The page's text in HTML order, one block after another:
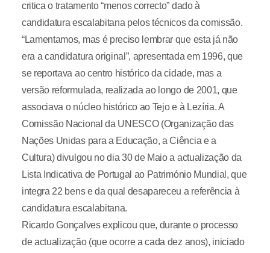
critica o tratamento “menos correcto” dado à
candidatura escalabitana pelos técnicos da comissão.
“Lamentamos, mas é preciso lembrar que esta já não
era a candidatura original”, apresentada em 1996, que
se reportava ao centro histórico da cidade, mas a
versão reformulada, realizada ao longo de 2001, que
associava o núcleo histórico ao Tejo e à Lezíria. A
Comissão Nacional da UNESCO (Organização das
Nações Unidas para a Educação, a Ciência e a
Cultura) divulgou no dia 30 de Maio a actualização da
Lista Indicativa de Portugal ao Património Mundial, que
integra 22 bens e da qual desapareceu a referência à
candidatura escalabitana.
Ricardo Gonçalves explicou que, durante o processo
de actualização (que ocorre a cada dez anos), iniciado